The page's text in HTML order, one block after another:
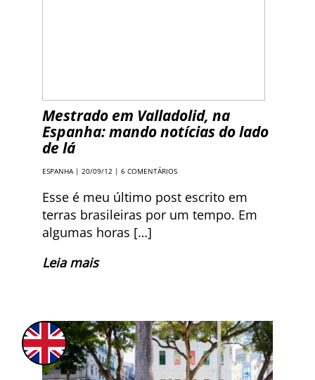
Mestrado em Valladolid, na
Espanha: mando notícias do lado
de lá
ESPANHA| 20/09/12 | 6 COMENTÁRIOS
Esse é meu último post escrito em
terras brasileiras por um tempo. Em
algumas horas […]
Leia mais